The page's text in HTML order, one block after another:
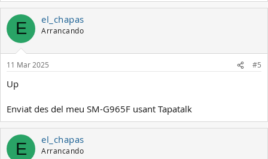
E el_chapas
Arrancando
11 Mar 2025 #5
Up
Enviat des del meu SM-G965F usant Tapatalk
E el_chapas
Arrancando